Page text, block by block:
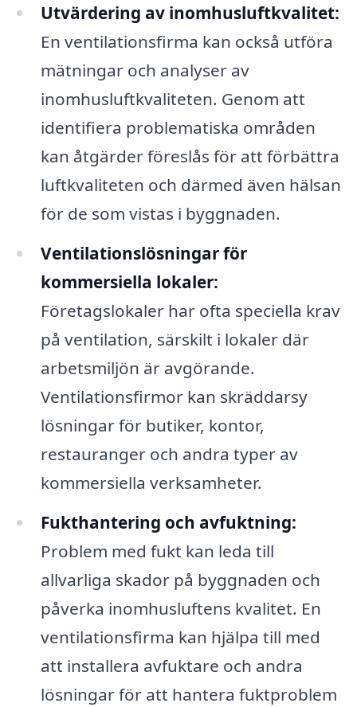
Utvärdering av inomhusluftkvalitet:
En ventilationsfirma kan också utföra
mätningar och analyser av
inomhusluftkvaliteten. Genom att
identifiera problematiska områden
kan åtgärder föreslås för att förbättra
luftkvaliteten och därmed även hälsan
för de som vistas i byggnaden.
Ventilationslösningar för
kommersiella lokaler:
Företagslokaler har ofta speciella krav
på ventilation, särskilt i lokaler där
arbetsmiljön är avgörande.
Ventilationsfirmor kan skräddarsy
lösningar för butiker, kontor,
restauranger och andra typer av
kommersiella verksamheter.
Fukthantering och avfuktning:
Problem med fukt kan leda till
allvarliga skador på byggnaden och
påverka inomhusluftens kvalitet. En
ventilationsfirma kan hjälpa till med
att installera avfuktare och andra
lösningar för att hantera fuktproblem